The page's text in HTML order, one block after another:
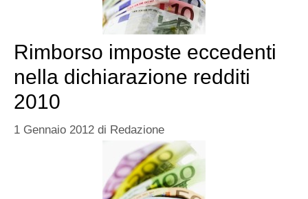
Rimborso imposte eccedenti
nella dichiarazione redditi
2010
1 Gennaio 2012 di Redazione